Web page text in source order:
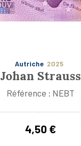
Autriche 2025
Johan Strauss
Référence : NEBT
4,50 €